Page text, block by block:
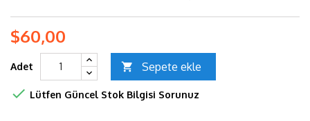
$60,00
Adet  Sepete ekle
 Lütfen Güncel Stok Bilgisi Sorunuz